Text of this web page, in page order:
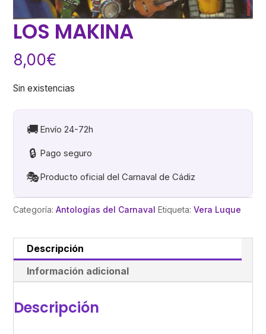
LOS MAKINA
8,00€
Sin existencias
🚚 Envío 24-72h
🔒 Pago seguro
🎭Producto oficial del Carnaval de Cádiz
Categoría:Antologías del Carnaval Etiqueta:Vera Luque
Descripción
Información adicional
Descripción